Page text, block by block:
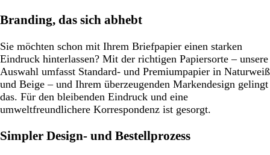
Branding, das sich abhebt
Sie möchten schon mit Ihrem Briefpapier einen starken
Eindruck hinterlassen? Mit der richtigen Papiersorte – unsere
Auswahl umfasst Standard- und Premiumpapier in Naturweiß
und Beige – und Ihrem überzeugenden Markendesign gelingt
das. Für den bleibenden Eindruck und eine
umweltfreundlichere Korrespondenz ist gesorgt.
Simpler Design- und Bestellprozess